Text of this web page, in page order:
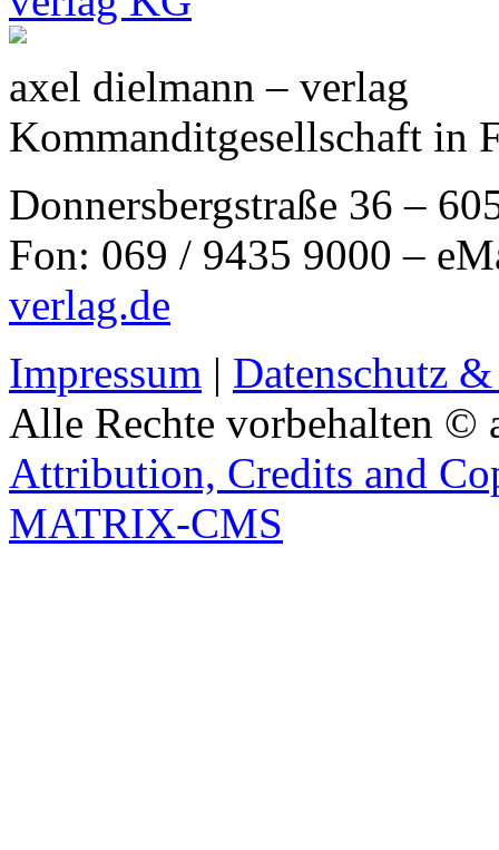
axel dielmann – verlag
Kommanditgesellschaft in
Donnersbergstraße 36 –
Fon: 069 / 9435 9000 –
verlag.de
Impressum | Datenschutz
Alle Rechte vorbehalten ©
Attribution, Credits and
MATRIX-CMS